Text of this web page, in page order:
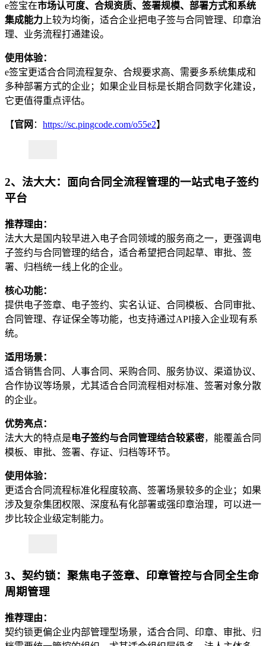
e签宝在市场认可度、合规资质、签署规模、部署方式和系统
集成能力 上较为均衡，适合企业把电子签与合同管理、印章治
理、业务流程打通建设。
使用体验：
e签宝更适合合同流程复杂、合规要求高、需要多系统集成和
多种部署方式的企业；如果企业目标是长期合同数字化建设，
它更值得重点评估。
【官网 ： https://sc.pingcode.com/o55e2】
2、法大大：面向合同全流程管理的一站式电子签约
平台
推荐理由：
法大大是国内较早进入电子合同领域的服务商之一，更强调电
子签约与合同管理的结合，适合希望把合同起草、审批、签
署、归档统一线上化的企业。
核心功能：
提供电子签章、电子签约、实名认证、合同模板、合同审批、
合同管理、存证保全等功能，也支持通过API接入企业现有系
统。
适用场景：
适合销售合同、人事合同、采购合同、服务协议、渠道协议、
合作协议等场景，尤其适合合同流程相对标准、签署对象分散
的企业。
优势亮点：
法大大的特点是电子签约与合同管理结合较紧密，能覆盖合同
模板、审批、签署、存证、归档等环节。
使用体验：
更适合合同流程标准化程度较高、签署场景较多的企业；如果
涉及复杂集团权限、深度私有化部署或强印章治理，可以进一
步比较企业级定制能力。
3、契约锁：聚焦电子签章、印章管控与合同全生命
周期管理
推荐理由：
契约锁更偏企业内部管理型场景，适合合同、印章、审批、归